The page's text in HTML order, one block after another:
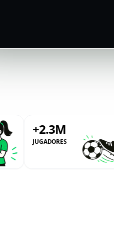
+2.3M
JUGADORES